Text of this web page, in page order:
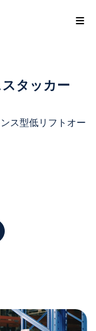
タッカー
ス型低リフトオー